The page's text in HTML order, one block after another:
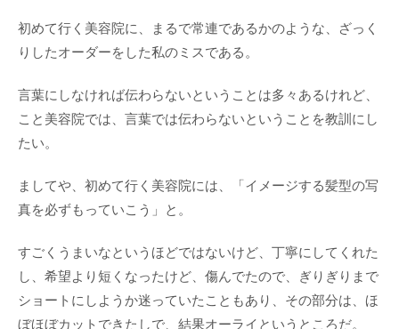
初めて行く美容院に、まるで常連であるかのような、ざっく
りしたオーダーをした私のミスである。
言葉にしなければ伝わらないということは多々あるけれど、
こと美容院では、言葉では伝わらないということを教訓にし
たい。
ましてや、初めて行く美容院には、「イメージする髪型の写
真を必ずもっていこう」と。
すごくうまいなというほどではないけど、丁寧にしてくれた
し、希望より短くなったけど、傷んでたので、ぎりぎりまで
ショートにしようか迷っていたこともあり、その部分は、ほ
ぼほぼカットできたしで、結果オーライというところだ。